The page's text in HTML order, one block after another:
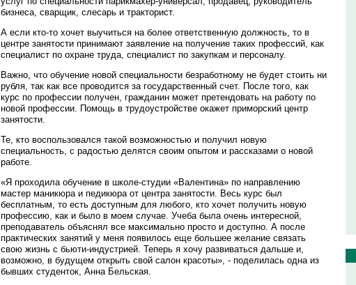
бизнеса, сварщик, слесарь и тракторист.
А если кто-то хочет выучиться на более ответственную должность, то в
центре занятости принимают заявление на получение таких профессий, как
специалист по охране труда, специалист по закупкам и персоналу.
Важно, что обучение новой специальности безработному не будет стоить ни
рубля, так как все проводится за государственный счет. После того, как
курс по профессии получен, гражданин может претендовать на работу по
новой профессии. Помощь в трудоустройстве окажет приморский центр
занятости.
Те, кто воспользовался такой возможностью и получил новую
специальность, с радостью делятся своим опытом и рассказами о новой
работе.
«Я проходила обучение в школе-студии «Валентина» по направлению
мастер маникюра и педикюра от центра занятости. Весь курс был
бесплатным, то есть доступным для любого, кто хочет получить новую
профессию, как и было в моем случае. Учеба была очень интересной,
преподаватель объяснял все максимально просто и доступно. А после
практических занятий у меня появилось еще большее желание связать
свою жизнь с бьюти-индустрией. Теперь я хочу развиваться дальше и,
возможно, в будущем открыть свой салон красоты», - поделилась одна из
бывших студенток, Анна Бельская.